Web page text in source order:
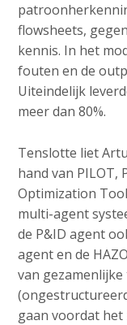
flowsheets,
kennis. In het
fouten en de
Uiteindelijk
meer dan 80%.
Tenslotte liet
hand van PILOT,
Optimization
multi-agent
de P&ID agent
agent en de
van
gaan voordat het